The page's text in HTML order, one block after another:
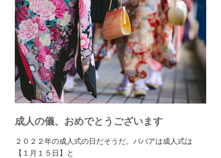
成人の儀、おめでとうございます
２０２２年の成人式の日だそうだ。ババアは成人式は
【１月１５日】と